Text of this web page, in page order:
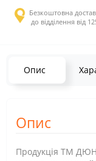
Безкоштовна
до відділення від
Опис
Опис
Продукція ТМ